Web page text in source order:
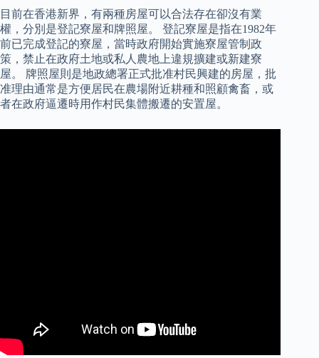
目前在香港新界，有兩種房屋可以合法存在卻沒有業
權，分別是登記寮屋和牌照屋。 登記寮屋是指在1982年
前已完成登記的寮屋，當時政府開始實施寮屋管制政
策，禁止在政府土地或私人農地上違規擴建或新建寮
屋。 牌照屋則是地政總署正式批准村民興建的房屋，批
准理由通常是方便居民在農場附近耕種和照顧禽畜，或
者在政府逼遷時用作村民集體搬遷的安置屋。